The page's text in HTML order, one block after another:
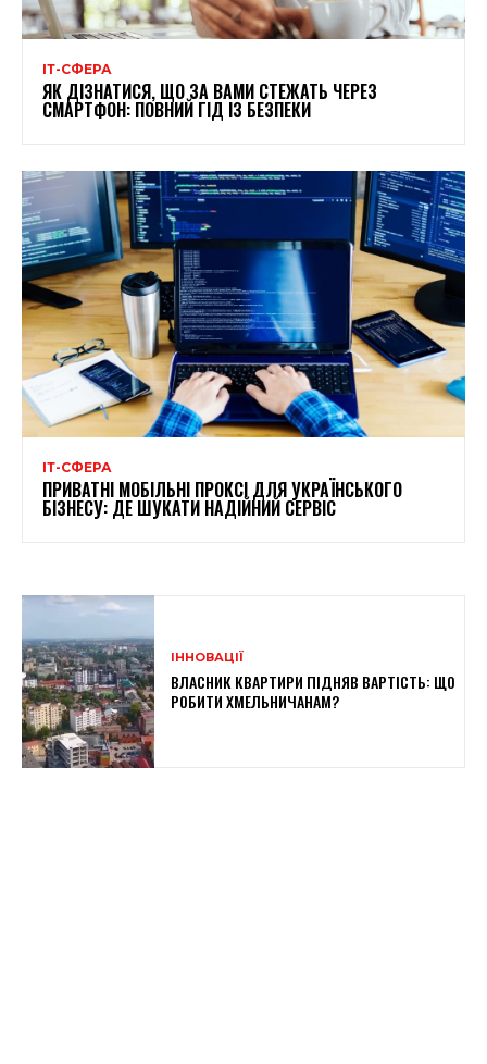
ІТ-СФЕРА
ЯК ДІЗНАТИСЯ, ЩО ЗА ВАМИ СТЕЖАТЬ ЧЕРЕЗ
СМАРТФОН: ПОВНИЙ ГІД ІЗ БЕЗПЕКИ
ІТ-СФЕРА
ПРИВАТНІ МОБІЛЬНІ ПРОКСІ ДЛЯ УКРАЇНСЬКОГО
БІЗНЕСУ: ДЕ ШУКАТИ НАДІЙНИЙ СЕРВІС
ІННОВАЦІЇ
ВЛАСНИК КВАРТИРИ ПІДНЯВ ВАРТІСТЬ: ЩО
РОБИТИ ХМЕЛЬНИЧАНАМ?